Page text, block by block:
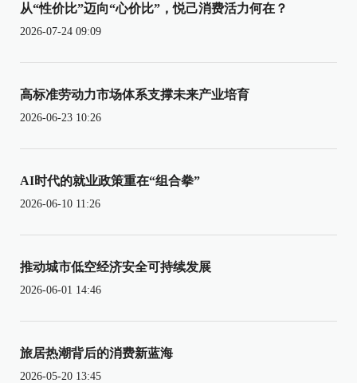
从“性价比”迈向“心价比”，悦己消费活力何在？
2026-07-24 09:09
高标准劳动力市场体系支撑未来产业培育
2026-06-23 10:26
AI时代的就业政策重在“组合拳”
2026-06-10 11:26
推动城市低空经济安全可持续发展
2026-06-01 14:46
旅居热潮背后的消费新蓝海
2026-05-20 13:45